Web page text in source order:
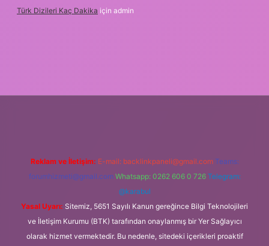
Türk Dizileri Kaç Dakika için admin
Reklam ve İletişim: E-mail: backlinkpaneli@gmail.com Teams:
forumhizmeti@gmail.com Whatsapp: 0262 606 0 726 Telegram:
@karabul
Yasal Uyarı: Sitemiz, 5651 Sayılı Kanun gereğince Bilgi Teknolojileri
ve İletişim Kurumu (BTK) tarafından onaylanmış bir Yer Sağlayıcı
olarak hizmet vermektedir. Bu nedenle, sitedeki içerikleri proaktif